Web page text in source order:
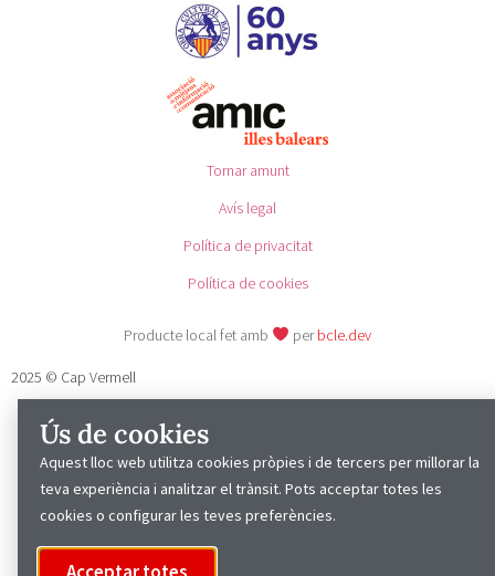
Tornar amunt
Avís legal
Política de privacitat
Política de cookies
Producte local fet amb perbcle.dev
2025 © Cap Vermell
Ús de cookies
Aquest lloc web utilitza cookies pròpies i de tercers per millorar la
teva experiència i analitzar el trànsit. Pots acceptar totes les
cookies o configurar les teves preferències.